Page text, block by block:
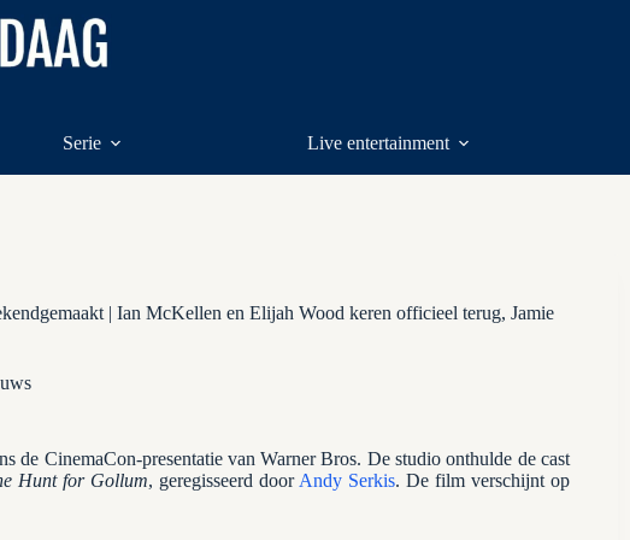
Serie Live entertainment
| Ian McKellen en Elijah Wood keren officieel terug, Jamie
de CinemaCon-presentatie van Warner Bros. De studio onthulde de cast
Hunt for Gollum, geregisseerd door Andy Serkis. De film verschijnt op